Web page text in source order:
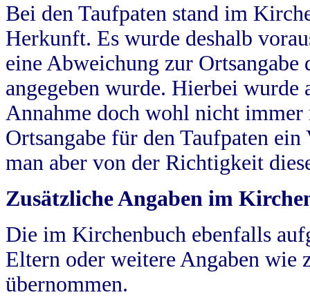
Bei den Taufpaten stand im
Herkunft. Es wurde deshalb
eine Abweichung zur
angegeben wurde. Hierbei wurde
Annahme doch wohl nicht
Ortsangabe für den Taufpaten
man aber von der Richtigkeit
Zusätzliche Angaben im
Die im Kirchenbuch ebenfalls
Eltern oder weitere Angaben wie
übernommen.